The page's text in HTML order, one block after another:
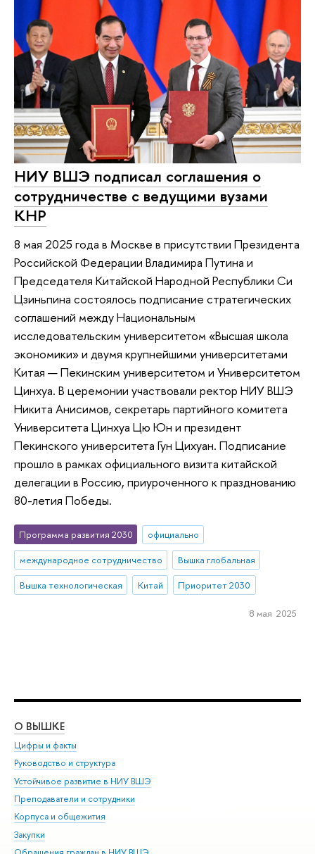
НИУ ВШЭ подписал соглашения о
сотрудничестве с ведущими вузами
КНР
8 мая 2025 года в Москве в присутствии Президента
Российской Федерации Владимира Путина и
Председателя Китайской Народной Республики Си
Цзиньпина состоялось подписание стратегических
соглашений между Национальным
исследовательским университетом «Высшая школа
экономики» и двумя крупнейшими университетами
Китая — Пекинским университетом и Университетом
Цинхуа. В церемонии участвовали ректор НИУ ВШЭ
Никита Анисимов, секретарь партийного комитета
Университета Цинхуа Цю Юн и президент
Пекинского университета Гун Цихуан. Подписание
прошло в рамках официального визита китайской
делегации в Россию, приуроченного к празднованию
80-летия Победы.
Программа развития 2030
официально
международное сотрудничество
Вышка глобальная
Вышка технологическая
Китай Приоритет 2030
8 мая 2025
О ВЫШКЕ
Цифры и факты
Руководство и структура
Устойчивое развитие в НИУ ВШЭ
Преподаватели и сотрудники
Корпуса и общежития
Закупки